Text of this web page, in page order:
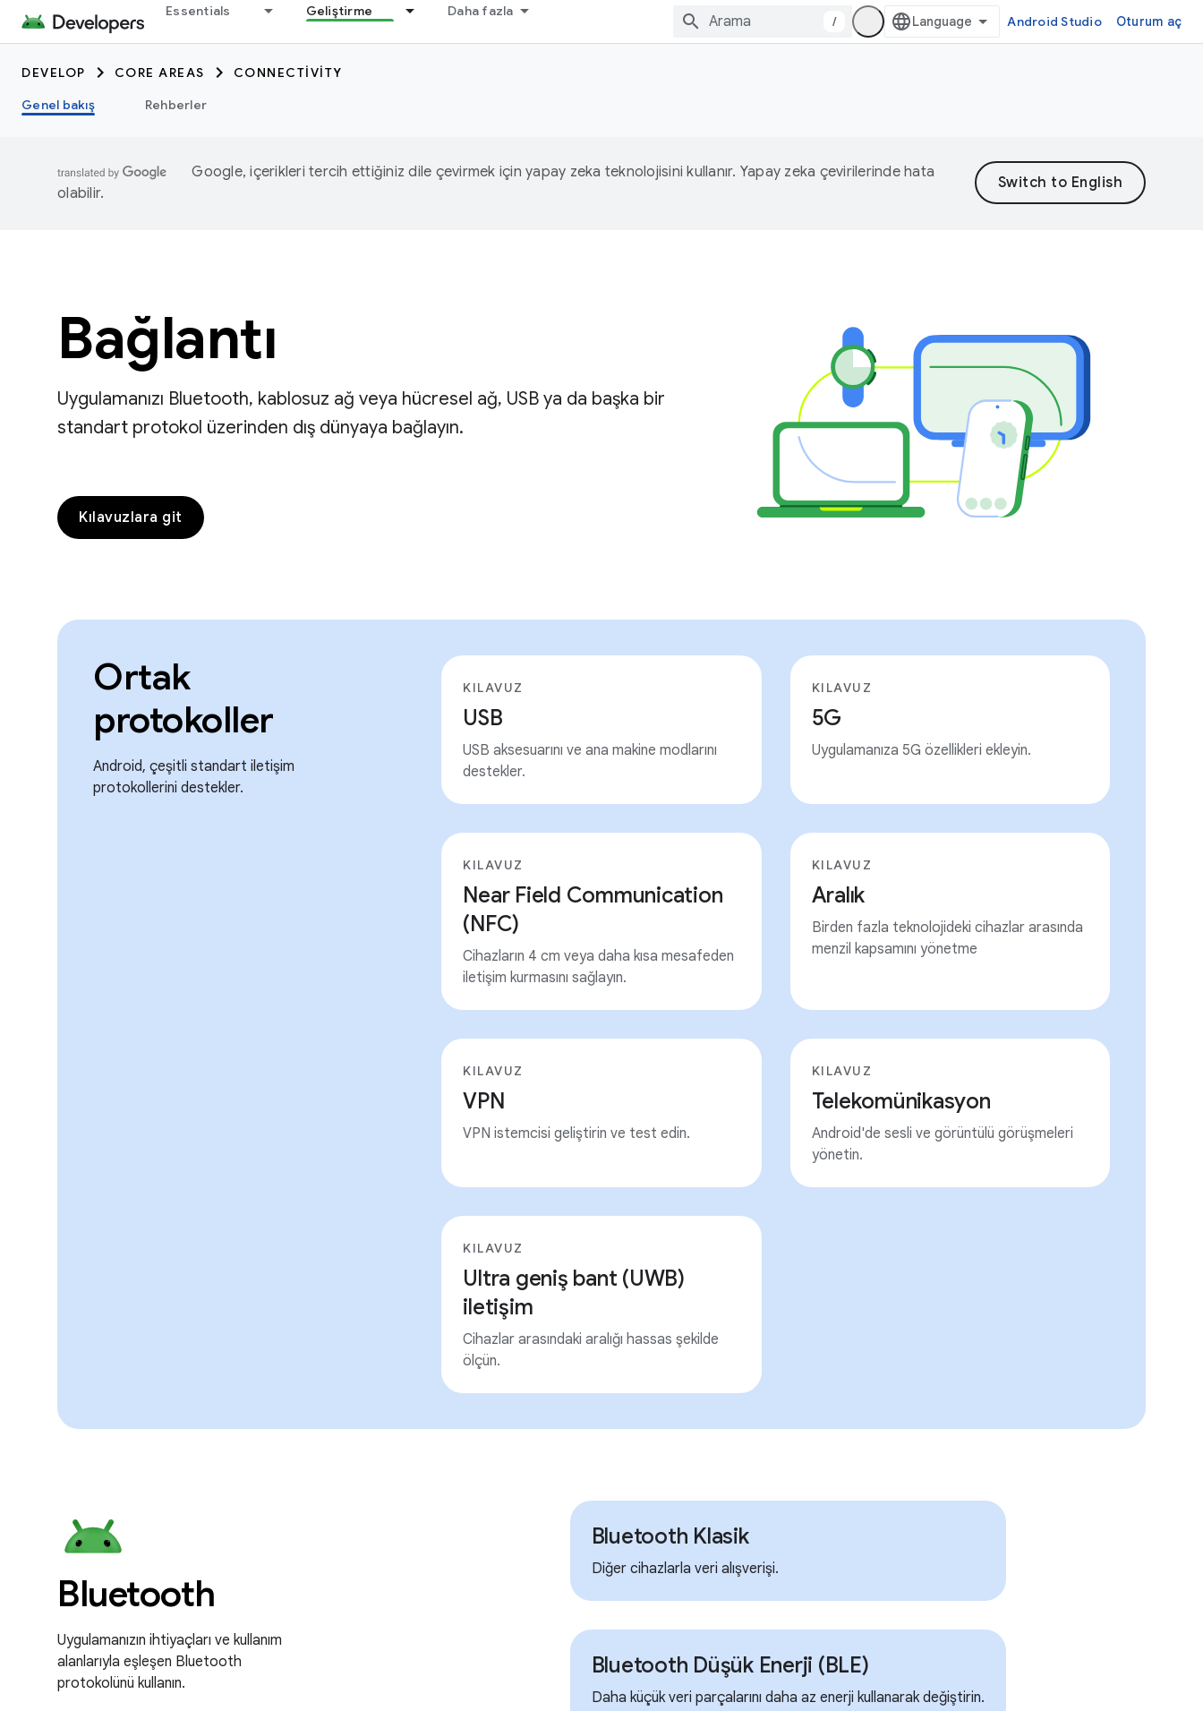
Essentials Geliştirme Daha fazla
/ Android Studio Oturum aç
DEVELOP CORE AREAS
CONNECTIVITY
Genel bakış
Rehberler
Google, içerikleri tercih ettiğiniz dile çevirmek için yapay zeka teknolojisini kullanır. Yapay zeka çevirilerinde hata
olabilir.
Bağlantı
Uygulamanızı Bluetooth, kablosuz ağ veya hücresel ağ, USB ya da başka bir
standart protokol üzerinden dış dünyaya bağlayın.
Kılavuzlara git
Ortak
protokoller
Android, çeşitli standart iletişim
protokollerini destekler.
KILAVUZ
USB
USB aksesuarını ve ana makine modlarını
destekler.
KILAVUZ
5G
Uygulamanıza 5G özellikleri ekleyin.
KILAVUZ
Near Field Communication
(NFC)
Cihazların 4 cm veya daha kısa mesafeden
iletişim kurmasını sağlayın.
KILAVUZ
Aralık
Birden fazla teknolojideki cihazlar arasında
menzil kapsamını yönetme
KILAVUZ
VPN
VPN istemcisi geliştirin ve test edin.
KILAVUZ
Telekomünikasyon
Android'de sesli ve görüntülü görüşmeleri
yönetin.
KILAVUZ
Ultra geniş bant (UWB)
iletişim
Cihazlar arasındaki aralığı hassas şekilde
ölçün.
Bluetooth
Uygulamanızın ihtiyaçları ve kullanım
alanlarıyla eşleşen Bluetooth
protokolünü kullanın.
Bluetooth Klasik
Diğer cihazlarla veri alışverişi.
Bluetooth Düşük Enerji (BLE)
Daha küçük veri parçalarını daha az enerji kullanarak değiştirin.